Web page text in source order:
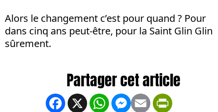
Alors le changement c’est pour quand ? Pour
dans cinq ans peut-être, pour la Saint Glin Glin
sûrement.
Facebook
X WhatsApp
Messenger
Email